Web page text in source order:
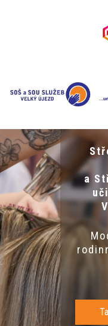
odborná
škola
odborné
služeb
Újezd
škola s
atmosférou
chci studovat